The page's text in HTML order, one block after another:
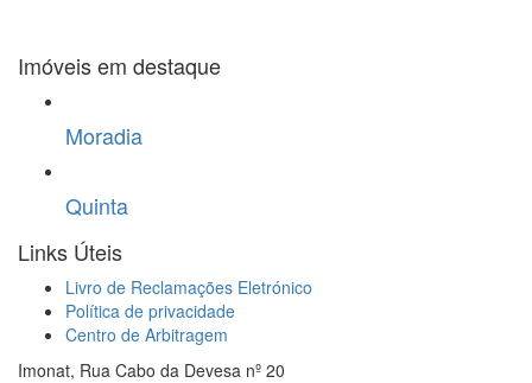
Imóveis em destaque
Moradia
Quinta
Links Úteis
Livro de Reclamações Eletrónico
Política de privacidade
Centro de Arbitragem
Imonat, Rua Cabo da Devesa nº 20